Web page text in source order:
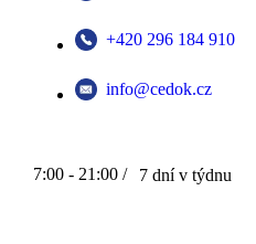
+420 296 184 910
info@cedok.cz
7:00 - 21:00 / 7 dní v týdnu